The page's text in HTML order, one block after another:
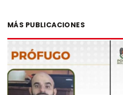
MÁS PUBLICACIONES